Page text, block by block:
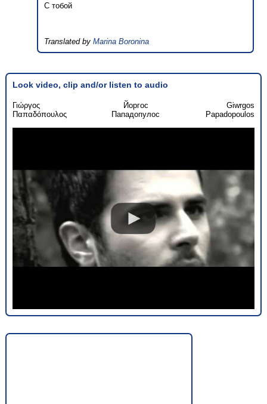
С тобой
Translated byMarina Boronina
Look video, clip and/or listen to audio
Γιώργος
Παπαδόπουλος
Йоргос
Пападопулос
Giwrgos
Papadopoulos